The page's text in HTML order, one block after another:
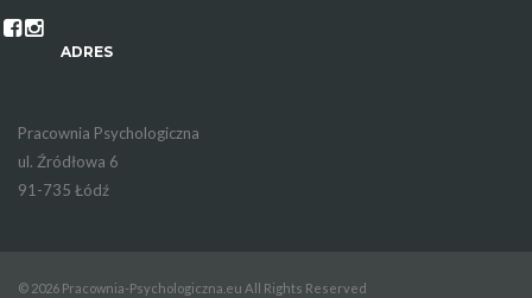
ADRES
Pracownia Psychologiczna
ul. Źródłowa 6
91-735 Łódź
© 2026 Pracownia-Psychologiczna.eu All Rights Reserved